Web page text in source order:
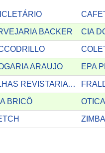
BACKER CIA
ARAUJO EPA
FOLHAS REVISTARIA E CAFÉ
BRICÔ